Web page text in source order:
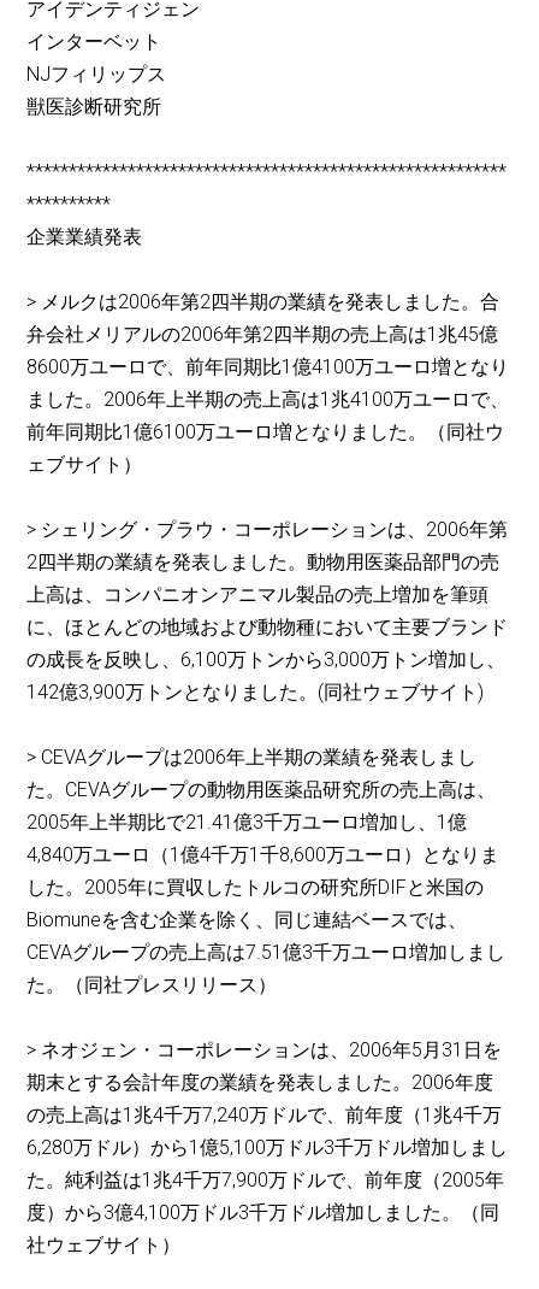
アイデンティジェン
インターベット
NJフィリップス
獣医診断研究所
*********************************************************
**********
企業業績発表
> メルクは2006年第2四半期の業績を発表しました。合
弁会社メリアルの2006年第2四半期の売上高は1兆45億
8600万ユーロで、前年同期比1億4100万ユーロ増となり
ました。2006年上半期の売上高は1兆4100万ユーロで、
前年同期比1億6100万ユーロ増となりました。（同社ウ
ェブサイト）
> シェリング・プラウ・コーポレーションは、2006年第
2四半期の業績を発表しました。動物用医薬品部門の売
上高は、コンパニオンアニマル製品の売上増加を筆頭
に、ほとんどの地域および動物種において主要ブランド
の成長を反映し、6,100万トンから3,000万トン増加し、
142億3,900万トンとなりました。(同社ウェブサイト)
> CEVAグループは2006年上半期の業績を発表しまし
た。CEVAグループの動物用医薬品研究所の売上高は、
2005年上半期比で21.41億3千万ユーロ増加し、1億
4,840万ユーロ（1億4千万1千8,600万ユーロ）となりま
した。2005年に買収したトルコの研究所DIFと米国の
Biomuneを含む企業を除く、同じ連結ベースでは、
CEVAグループの売上高は7.51億3千万ユーロ増加しまし
た。（同社プレスリリース）
> ネオジェン・コーポレーションは、2006年5月31日を
期末とする会計年度の業績を発表しました。2006年度
の売上高は1兆4千万7,240万ドルで、前年度（1兆4千万
6,280万ドル）から1億5,100万ドル3千万ドル増加しまし
た。純利益は1兆4千万7,900万ドルで、前年度（2005年
度）から3億4,100万ドル3千万ドル増加しました。（同
社ウェブサイト）